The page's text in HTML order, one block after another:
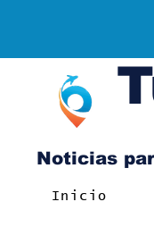
Noticias
Inicio